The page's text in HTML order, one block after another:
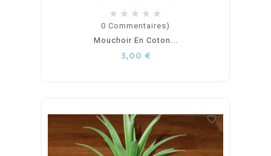
Ajouter
au
0 Commentaires)
Mouchoir En Coton...
3,00 €Prix
favorite_border